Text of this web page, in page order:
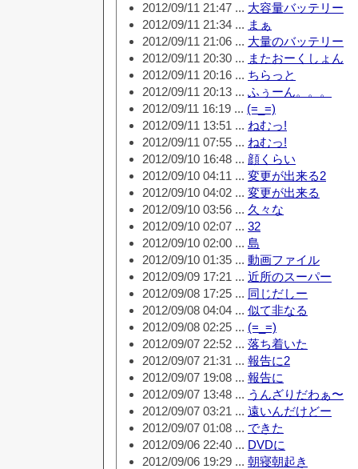
2012/09/11 21:47 ... 大容量バッテリー
2012/09/11 21:34 ... まぁ
2012/09/11 21:06 ... 大量のバッテリー
2012/09/11 20:30 ... またおーくしょん
2012/09/11 20:16 ... ちらっと
2012/09/11 20:13 ... ふぅーん。。。
2012/09/11 16:19 ... (=_=)
2012/09/11 13:51 ... ねむっ!
2012/09/11 07:55 ... ねむっ!
2012/09/10 16:48 ... 顔くらい
2012/09/10 04:11 ... 変更が出来る2
2012/09/10 04:02 ... 変更が出来る
2012/09/10 03:56 ... 久々な
2012/09/10 02:07 ... 32
2012/09/10 02:00 ... 島
2012/09/10 01:35 ... 動画ファイル
2012/09/09 17:21 ... 近所のスーパー
2012/09/08 17:25 ... 同じだしー
2012/09/08 04:04 ... 似て非なる
2012/09/08 02:25 ... (=_=)
2012/09/07 22:52 ... 落ち着いた
2012/09/07 21:31 ... 報告に2
2012/09/07 19:08 ... 報告に
2012/09/07 13:48 ... うんざりだわぁ〜
2012/09/07 03:21 ... 遠いんだけどー
2012/09/07 01:08 ... できた
2012/09/06 22:40 ... DVDに
2012/09/06 19:29 ... 朝寝朝起き